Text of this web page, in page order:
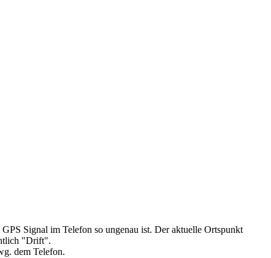
Signal im Telefon so ungenau ist. Der aktuelle Ortspunkt
"Drift".
dem Telefon.